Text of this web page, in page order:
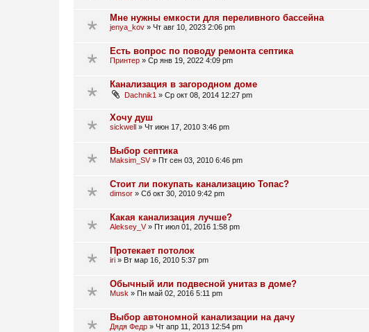
Мне нужны емкости для переливного бассейна
jenya_kov » Чт авг 10, 2023 2:06 pm
Есть вопрос по поводу ремонта септика
Принтер » Ср янв 19, 2022 4:09 pm
Канализация в загородном доме
Dachnik1 » Ср окт 08, 2014 12:27 pm
Хочу душ
sickwell » Чт июн 17, 2010 3:46 pm
Выбор септика
Maksim_SV» Пт сен 03, 2010 6:46 pm
Стоит ли покупать канализацию Топас?
dimsor » Сб окт 30, 2010 9:42 pm
Какая канализация лучше?
Aleksey_V» Пт июл 01, 2016 1:58 pm
Протекает потолок
iri » Вт мар 16, 2010 5:37 pm
Обычный или подвесной унитаз в доме?
Musk » Пн май 02, 2016 5:11 pm
Выбор автономной канализации на дачу
Дядя Федр » Чт апр 11, 2013 12:54 pm